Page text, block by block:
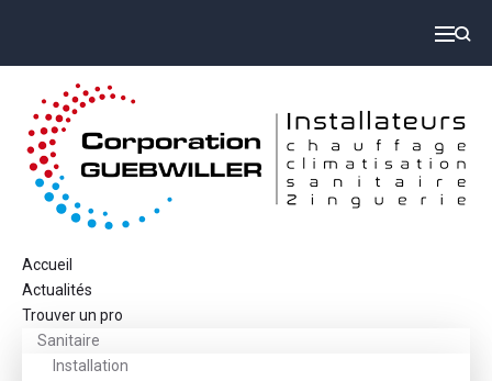
Accueil
Actualités
Trouver un pro
Sanitaire
Installation